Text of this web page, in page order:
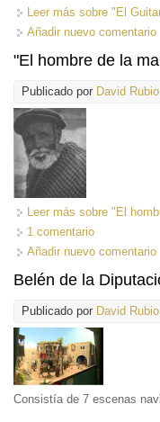
Leer más sobre "El
Añadir nuevo comentario
"El hombre de la
Publicado por David Rubio
Leer más sobre "El
1 comentario
Añadir nuevo comentario
Belén de la
Publicado por David Rubio
Consistía de 7 escenas